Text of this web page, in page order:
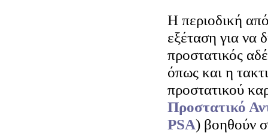
Η περιοδική
εξέταση για να
προστατικός
όπως και η
προστατικού
Προστατικό
PSA) βοηθούν